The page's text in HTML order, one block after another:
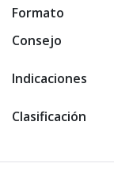
Formato
Consejo
Indicaciones
Clasificación